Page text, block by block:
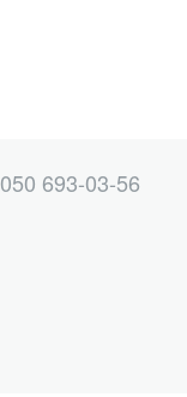
050 693-03-56